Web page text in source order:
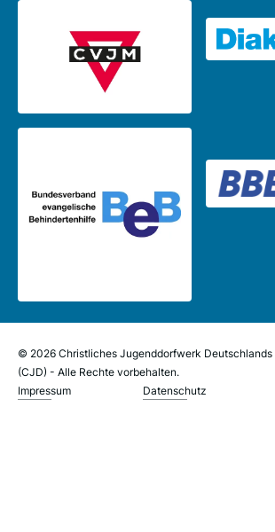
© 2026 Christliches Jugenddorfwerk Deutschlands
(CJD) - Alle Rechte vorbehalten.
Impressum
Datenschutz